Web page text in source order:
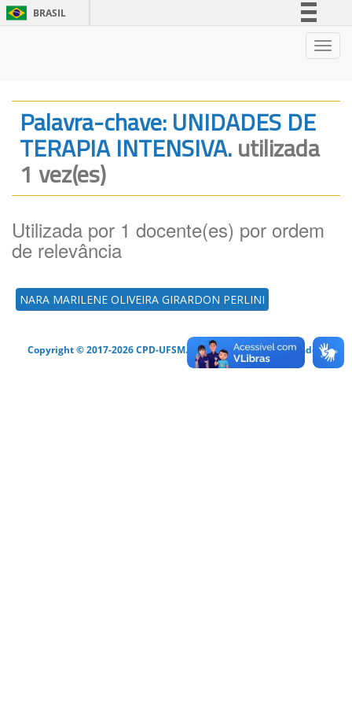
BRASIL
Legislação
Canais
Palavra-chave: UNIDADES DE
TERAPIA INTENSIVA.utilizada
1 vez(es)
Utilizada por 1 docente(es) por ordem
de relevância
NARA MARILENE OLIVEIRA GIRARDON PERLINI
Copyright © 2017-2026 CPD-UFSM. Todos os direitos reservados.